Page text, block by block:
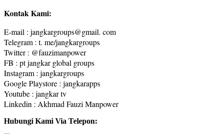
Kontak Kami:
E-mail : jangkargroups@gmail. com
Telegram : t. me/jangkargroups
Twitter : @fauzimanpower
FB : pt jangkar global groups
Instagram : jangkargroups
Google Playstore : jangkarapps
Youtube : jangkar tv
Linkedin : Akhmad Fauzi Manpower
Hubungi Kami Via Telepon: